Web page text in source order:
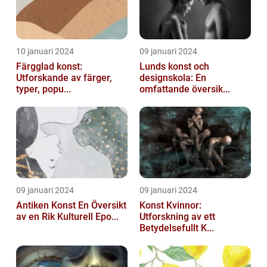
10 januari 2024
Färgglad konst:
Utforskande av färger,
typer, popu...
09 januari 2024
Lunds konst och
designskola: En
omfattande översik...
09 januari 2024
Antiken Konst En Översikt
av en Rik Kulturell Epo...
09 januari 2024
Konst Kvinnor:
Utforskning av ett
Betydelsefullt K...